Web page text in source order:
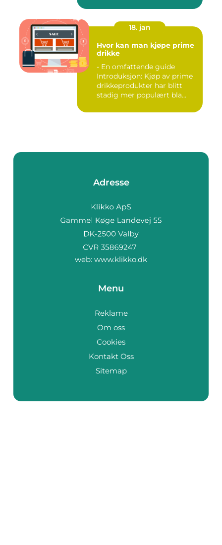
18. jan
Hvor kan man kjøpe prime
drikke
- En omfattende guide
Introduksjon: Kjøp av prime
drikkeprodukter har blitt
stadig mer populært bla...
Adresse
web: www.klikko.dk
Menu
Reklame
Om oss
Cookies
Kontakt Oss
Sitemap